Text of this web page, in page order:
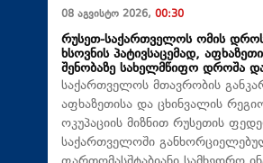
08 აგვისტო 2026, 00:30
რუსეთ-საქართველოს ომის
ხსოვნის პატივსაცემად,
შენობაზე სახელმწიფო დროშა
საქართველოს მთავრობის
აფხაზეთისა და ცხინვალის
ოკუპაციის მიზნით რუსეთის
საქართველოში